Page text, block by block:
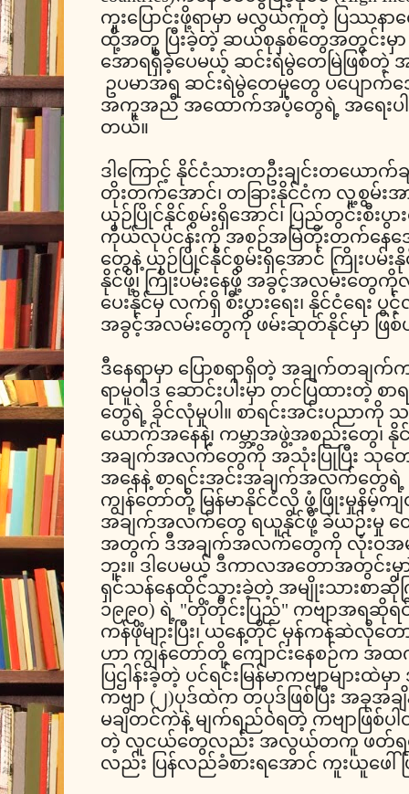
ကူးပြောင်းဖို့ရာမှာ မလွယ်ကူတဲ့ ပြဿနာ
ထို့အတူ ပြီးခဲ့တဲ့ ဆယ်စုနှစ်တွေအတွင်းမှာ
အောရရှိခဲ့ပေမယ့် ဆင်းရဲမွဲတေမြဲဖြစ်
ဥပမာအရ ဆင်းရဲမွဲတေမှုတွေ ပပျောက်အေ
အကူအညီ အထောက်အပံ့တွေရဲ့ အရေးပါမှု
တယ်။
ဒါကြောင့် နိုင်ငံသားတဦးချင်းတယော
တိုးတက်အောင်၊ တခြားနိုင်ငံက လူ့စွမ်းအ
ယှဉ်ပြိုင်နိုင်စွမ်းရှိအောင်၊ ပြည်တွင်းစီးပွ
ကိုယ်လုပ်ငန်းကို အစဉ်အမြဲတိုးတက်နေအေ
တွေနဲ့ ယှဉ်ပြိုင်နိုင်စွမ်းရှိအောင် ကြိုးပမ်းနိုင်
နိုင်ဖို့၊ ကြိုးပမ်းနေဖို့ အခွင့်အလမ်းတွေ
ပေးနိုင်မှ လက်ရှိ စီးပွားရေး၊ နိုင်ငံရေး
အခွင့်အလမ်းတွေကို ဖမ်းဆုတ်နိုင်မှာ ဖြစ်
ဒီနေရာမှာ ပြောစရာရှိတဲ့ အချက်တချက်
ရာမူဝါဒ ဆောင်းပါးမှာ တင်ပြထားတဲ့
တွေရဲ့ ခိုင်လုံမှုပါ။ စာရင်းအင်းပညာကို
ယောက်အနေနဲ့၊ ကမ္ဘာ့အဖွဲ့အစည်းတွေ၊
အချက်အလက်တွေကို အသုံးပြုပြီး သု
အနေနဲ့ စာရင်းအင်းအချက်အလက်တွေရဲ့
ကျွန်တော်တို့ မြန်မာနိုင်ငံလို ဖွံ့ဖြိုးမှုနိမ့်
အချက်အလက်တွေ ရယူနိုင်ဖို့ ခဲယဉ်းမှု
အတွက် ဒီအချက်အလက်တွေကို လုံးဝအမှ
ဘူး။ ဒါပေမယ့် ဒီကာလအတောအတွင်းမှာ
ရှင်သန်နေထိုင်သွားခဲ့တဲ့ အမျိုးသားစာဆိုက
၁၉၉၀) ရဲ့ "တိုံတိုင်းပြည်" ကဗျာအရဆို
ကန်ဖိုံများပြီး၊ ယနေ့တိုင် မှန်ကန်ဆဲလိုတ
ဟာ ကျွန်တော်တို့ ကျောင်းနေစဉ်က အထ
ပြဌါန်းခဲ့တဲ့ ပင်ရင်းမြန်မာကဗျာများ
ကဗျာ (၂)ပုဒ်ထဲက တပုဒ်ဖြစ်ပြီး အခုအခ
မချိတင်ကဲနဲ့ မျက်ရည်ဝဲရတဲ့ ကဗျာဖြစ်
တဲ့ လူငယ်တွေလည်း အလွယ်တကူ ဖတ်ရအ
လည်း ပြန်လည်ခံစားရအောင် ကူးယူဖေ